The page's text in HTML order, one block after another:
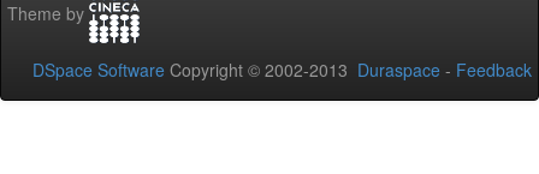
Theme by
DSpace Software Copyright © 2002-2013 Duraspace - Feedback